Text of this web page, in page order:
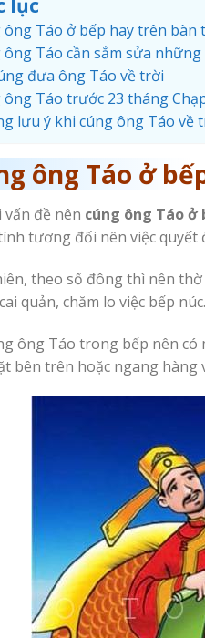
lục
ông Táo ở bếp hay trên bàn
ông Táo cần sắm sửa những
đưa ông Táo về trời
ông Táo trước 23 tháng
lưu ý khi cúng ông Táo về
ông Táo ở
đề nên cúng ông Táo
tương đối nên việc quyết
theo số đông thì nên
quản, chăm lo việc bếp
ông Táo trong bếp nên có
bên trên hoặc ngang